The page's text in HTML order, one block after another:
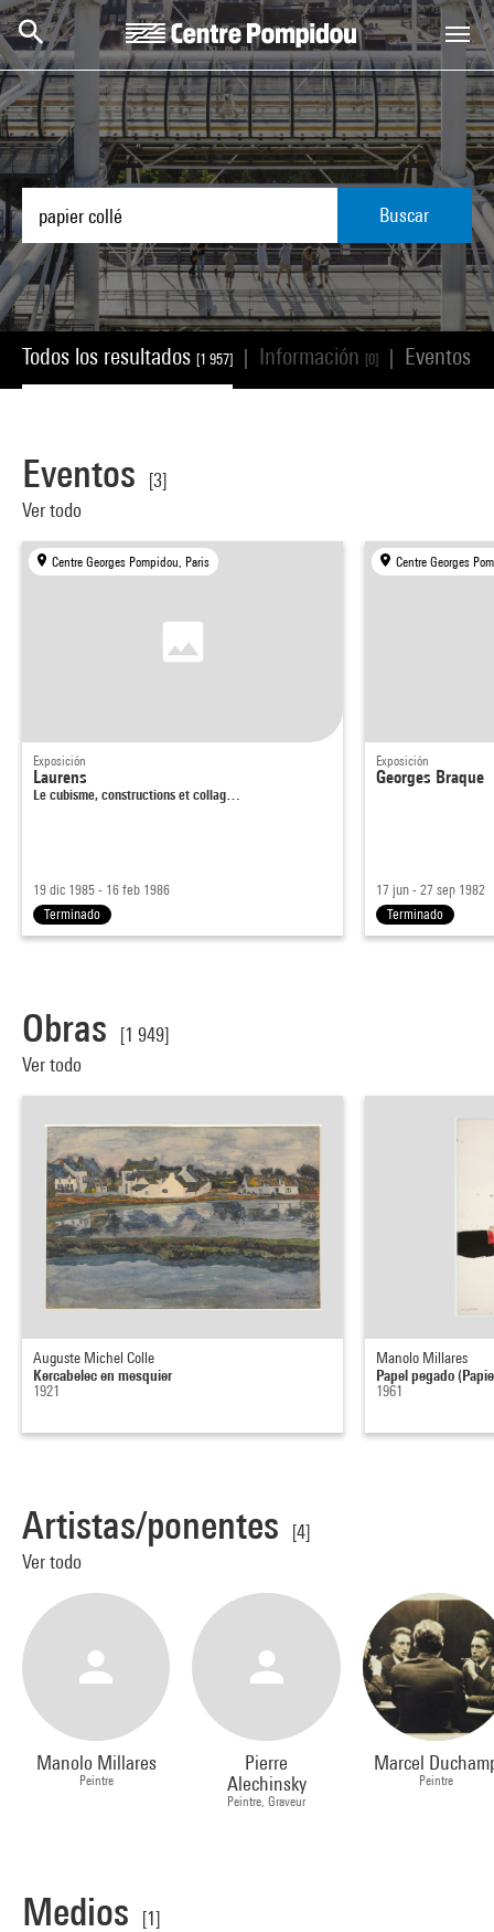
Skip to main content
Centre Pompidou
Buscar
Todos los resultados [1 957] Información [0] Eventos
Eventos
[3]
Ver todo
Centre Georges Pompidou, Paris
Exposición
Laurens
Le cubisme, constructions et collag…
19 dic 1985 - 16 feb 1986
Terminado
Centre Georges
Exposición
Georges Braque
17 jun - 27 sep 1982
Terminado
Obras
[1 949]
Ver todo
Auguste Michel Colle
Kercabelec en mesquier
1921
Manolo Millares
Papel pegado
1961
Artistas/ponentes
[4]
Ver todo
Manolo Millares
Peintre
Pierre
Alechinsky
Peintre, Graveur
Marcel
Peintre
Medios
[1]